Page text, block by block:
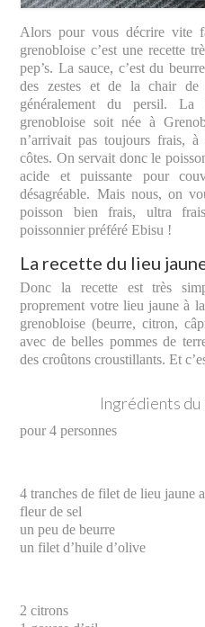
Alors pour vous décrire vite
grenobloise c’est une recette
pep’s. La sauce, c’est du
des zestes et de la chair de
généralement du persil.
grenobloise soit née à
n’arrivait pas toujours frais,
côtes. On servait donc le
acide et puissante pour
désagréable. Mais nous, on
poisson bien frais, ultra
poissonnier préféré Ebisu !
La recette du lieu
Donc la recette est très
proprement votre lieu jaune à
grenobloise (beurre, citron,
avec de belles pommes de
des croûtons croustillants. Et
Ingrédients du
pour 4 personnes
4 tranches de filet de lieu jaune
fleur de sel
un peu de beurre
un filet d’huile d’olive
2 citrons